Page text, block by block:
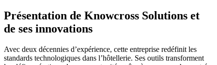
Présentation de Knowcross Solutions et
de ses innovations
Avec deux décennies d’expérience, cette entreprise redéfinit les
standards technologiques dans l’hôtellerie. Ses outils transforment